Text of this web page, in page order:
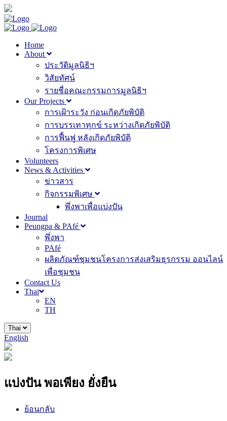
Home
About
ประวัติมูลนิธิฯ
วิสัยทัศน์
รายชื่อคณะกรรมการมูลนิธิฯ
Our Projects
การเฝ้าระวัง ก่อนเกิดภัยพิบัติ
การบรรเทาทุกข์ ระหว่างเกิดภัยพิบัติ
การฟื้นฟู หลังเกิดภัยพิบัติ
โครงการพิเศษ
Volunteers
News & Activities
ข่าวสาร
กิจกรรมพิเศษ
พึ่งพาเพื่อแบ่งปัน
Journal
Peungpa & PAfé
พึ่งพา
PAfé
ผลิตภัณฑ์ชุมชนโครงการส่งเสริมธุรกรรม ออนไลน์
เพื่อชุมชน
Contact Us
Thai
EN
TH
Thai
English
แบ่งปัน พอเพียง ยั่งยืน
ย้อนกลับ